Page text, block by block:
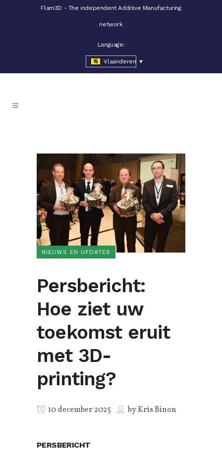
Flam3D - The independent Additive Manufacturing
network
Language:
Vlaanderen
NIEUWS EN UPDATES
Persbericht:
Hoe ziet uw
toekomst eruit
met 3D-
printing?
10 december 2025 byKris Binon
PERSBERICHT